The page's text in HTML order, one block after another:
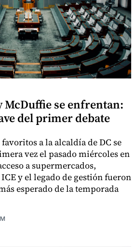
McDuffie se enfrentan:
del primer debate
a la alcaldía de DC se
vez el pasado miércoles en
a supermercados,
y el legado de gestión fueron
esperado de la temporada